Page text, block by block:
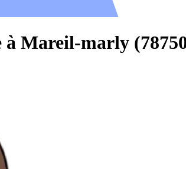
à Mareil-marly